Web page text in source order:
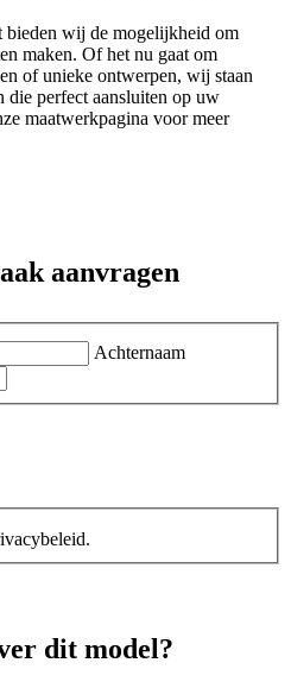
bieden wij de mogelijkheid om
maken. Of het nu gaat om
of unieke ontwerpen, wij staan
die perfect aansluiten op uw
maatwerkpagina voor meer
aanvragen
Achternaam
dit model?